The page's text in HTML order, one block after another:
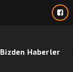
Bizden Haberler